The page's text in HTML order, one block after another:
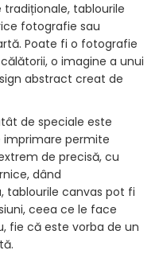
tradiționale, tablourile
fotografie sau
Poate fi o fotografie
o imagine a unui
abstract creat de
de speciale este
permite
de precisă, cu
dând
tablourile canvas pot fi
ceea ce le face
fie că este vorba de un